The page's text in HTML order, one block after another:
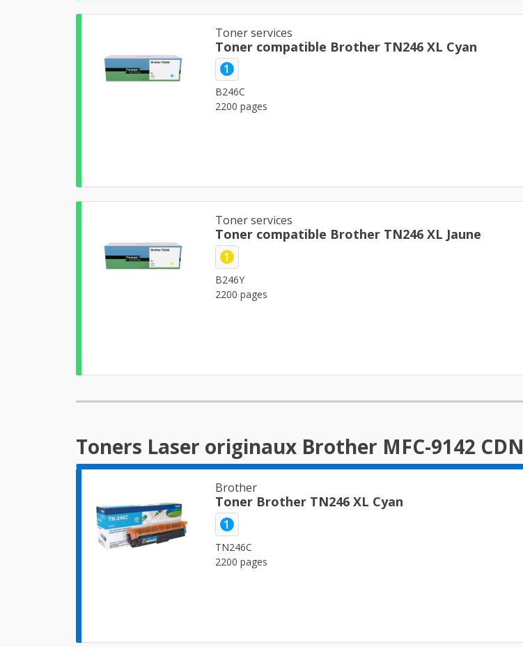
Toner services
Toner compatible Brother TN246 XL Cyan
1
B246C
2200 pages
Toner services
Toner compatible Brother TN246 XL Jaune
1
B246Y
2200 pages
Toners Laser originaux Brother MFC-9142 CDN
Brother
Toner Brother TN246 XL Cyan
1
TN246C
2200 pages